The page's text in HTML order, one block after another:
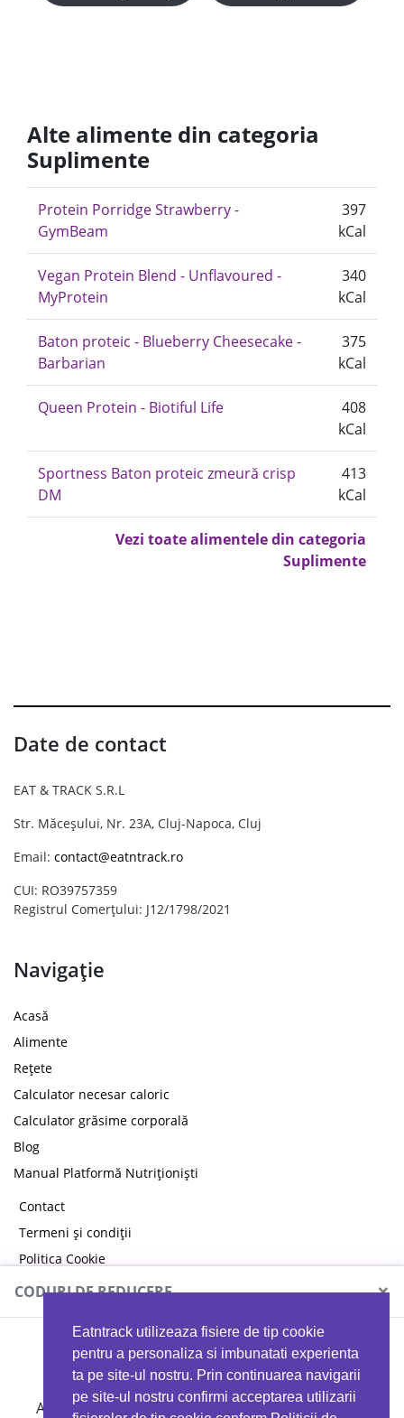
Eatntrack utilizeaza fisiere de tip cookie
pentru a personaliza si imbunatati experienta
ta pe site-ul nostru. Prin continuarea navigarii
pe site-ul nostru confirmi acceptarea utilizarii
Alte alimente din categoria
Suplimente
Protein Porridge Strawberry -
GymBeam
397
kCal
Vegan Protein Blend - Unflavoured -
MyProtein
340
kCal
Baton proteic - Blueberry Cheesecake -
Barbarian
375
kCal
Queen Protein - Biotiful Life
408
kCal
Sportness Baton proteic zmeură crisp
DM
413
kCal
Vezi toate alimentele din categoria
Suplimente
Date de contact
EAT & TRACK S.R.L
Str. Măceșului, Nr. 23A, Cluj-Napoca, Cluj
Email: contact@eatntrack.ro
CUI: RO39757359
Registrul Comerțului: J12/1798/2021
Navigație
Acasă
Alimente
Rețete
Calculator necesar caloric
Calculator grăsime corporală
Blog
Manual Platformă Nutriționiști
Contact
Termeni și condiții
Politica Cookie
Politica de confidențialitate
CODURI DE REDUCERE ×
MYPROTEIN
Ai 40%reducere la orice comandă folosind codul